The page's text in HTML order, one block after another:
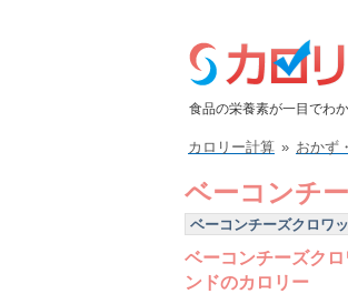
食品の栄養素が一目でわ
カロリー計算 » おかず
ベーコンチ
ベーコンチーズクロワ
ベーコンチーズク
ンドのカロリー